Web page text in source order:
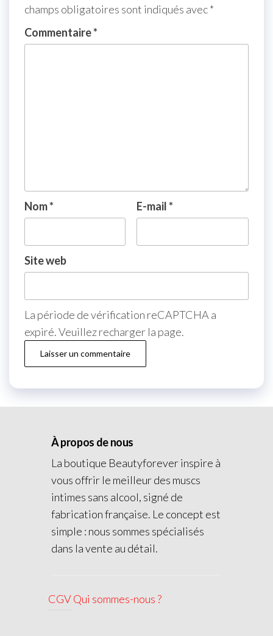
champs obligatoires sont indiqués avec*
Commentaire*
Nom* E-mail*
Site web
La période de vérification reCAPTCHA a
expiré. Veuillez recharger la page.
À propos de nous
La boutique Beautyforever inspire à
vous offrir le meilleur des muscs
intimes sans alcool, signé de
fabrication française. Le concept est
simple : nous sommes spécialisés
dans la vente au détail.
CGVQui sommes-nous ?